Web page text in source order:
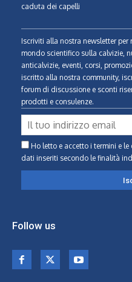
caduta dei capelli
Iscriviti alla nostra newsletter
mondo scientifico sulla calvizie,
anticalvizie, eventi, corsi,
iscritto alla nostra community,
forum di discussione e sconti
prodotti e consulenze.
Ho letto e accetto i termini e
dati inseriti secondo le finalità
Follow us